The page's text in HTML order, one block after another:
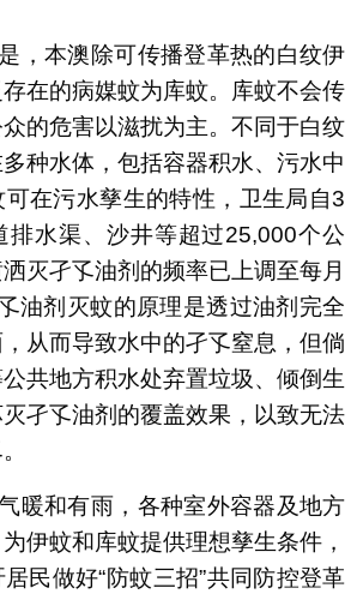
，本澳除可传播登革热的白纹伊
在的病媒蚊为库蚊。库蚊不会传
的危害以滋扰为主。不同于白纹
种水体，包括容器积水、污水中
在污水孳生的特性，卫生局自3
排水渠、沙井等超过25,000个公
灭孑孓油剂的频率已上调至每月
油剂灭蚊的原理是透过油剂完全
从而导致水中的孑孓窒息，但倘
共地方积水处弃置垃圾、倾倒生
孑孓油剂的覆盖效果，以致无法
暖和有雨，各种室外容器及地方
伊蚊和库蚊提供理想孳生条件，
民做好“防蚊三招”共同防控登革